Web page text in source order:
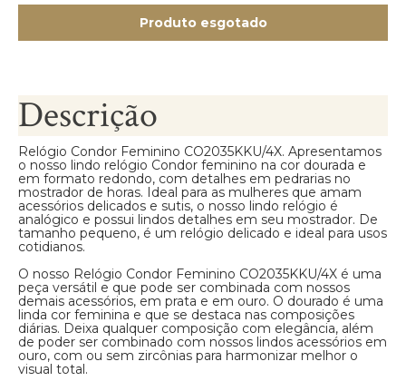
Produto esgotado
Descrição
Relógio Condor Feminino CO2035KKU/4X. Apresentamos
o nosso lindo relógio Condor feminino na cor dourada e
em formato redondo, com detalhes em pedrarias no
mostrador de horas. Ideal para as mulheres que amam
acessórios delicados e sutis, o nosso lindo relógio é
analógico e possui lindos detalhes em seu mostrador. De
tamanho pequeno, é um relógio delicado e ideal para usos
cotidianos.
O nosso Relógio Condor Feminino CO2035KKU/4X é uma
peça versátil e que pode ser combinada com nossos
demais acessórios, em prata e em ouro. O dourado é uma
linda cor feminina e que se destaca nas composições
diárias. Deixa qualquer composição com elegância, além
de poder ser combinado com nossos lindos acessórios em
ouro, com ou sem zircônias para harmonizar melhor o
visual total.